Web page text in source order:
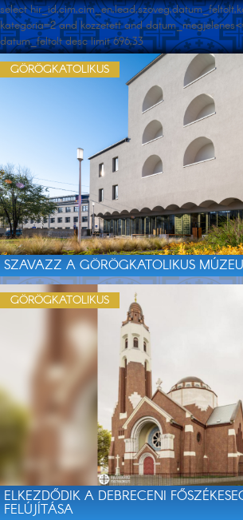
select
kategoria=2 and kozzetett and
datum_feltolt desc limit 696,33
SZAVAZZ A GÖRÖGKATOLIKUS
GÖRÖGKATOLIKUS
ELKEZDŐDIK A DEBRECENI
FELÚJÍTÁSA
GÖRÖGKATOLIKUS